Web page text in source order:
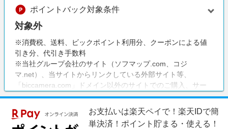
ポイントバック対象条件
対象外
※消費税、送料、ビックポイント利用分、クーポンによる値
引き分、代引き手数料
※当社グループ会社のサイト（ソフマップ.com、コジ
マ.net）、当サイトからリンクしている外部サイト等、
「biccamera.com」ドメイン以外のサイトでのご購入、サー
ビス（商品の店舗取り置き）、ビック酒販、ビックカメラリ
お支払いは楽天ペイで！楽天IDで簡
単決済！ポイント貯まる・使える！